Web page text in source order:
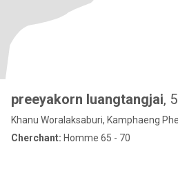
preeyakorn luangtangjai,
Khanu Woralaksaburi, Kamphaeng
Cherchant: Homme 65 - 70